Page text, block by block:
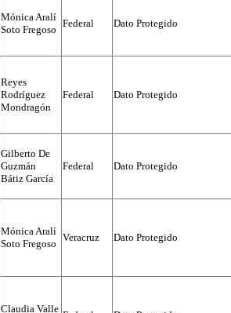
Mónica Aralí
Soto Fregoso
Federal Dato Protegido
Reyes
Rodríguez
Mondragón
Federal Dato Protegido
Gilberto De
Guzmán
Bátiz García
Federal Dato Protegido
Mónica Aralí
Soto Fregoso
Veracruz Dato Protegido
Claudia Valle